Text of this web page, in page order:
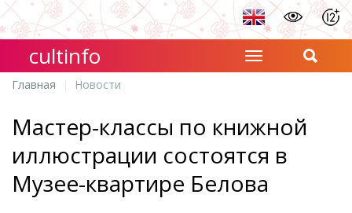
cultinfo
Главная Новости
Мастер-классы по книжной
иллюстрации состоятся в
Музее-квартире Белова